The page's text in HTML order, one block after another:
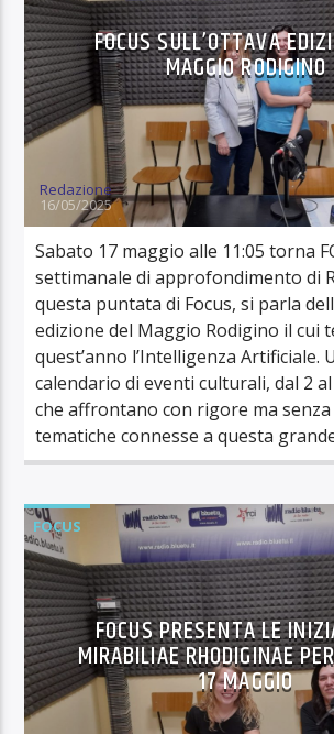
FOCUS SULL’OTTAVA
MAGGIO RODIGINO
Redazione
16/05/2025
Sabato 17 maggio alle 11:05 torna
settimanale di approfondimento di
questa puntata di Focus, si parla
edizione del Maggio Rodigino il cui
quest’anno l’Intelligenza Artificiale.
calendario di eventi culturali, dal 2
che affrontano con rigore ma senza
tematiche connesse a questa
FOCUS
FOCUS PRESENTA LE
MIRABILIAE RHODIGINAE
17 MAGGIO